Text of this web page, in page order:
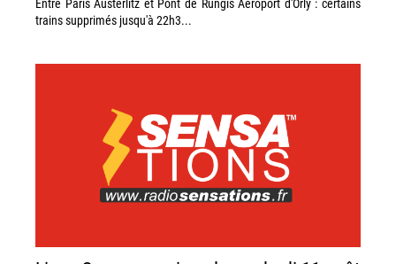
trains supprimés jusqu'à 22h3...